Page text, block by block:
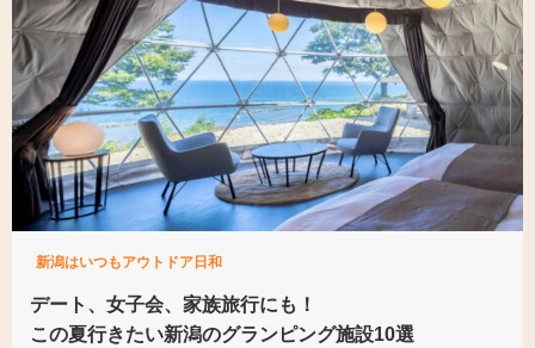
新潟はいつもアウトドア日和
デート、女子会、家族旅行にも！
この夏行きたい新潟のグランピング施設10選